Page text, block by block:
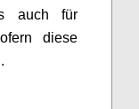
auch für
diese